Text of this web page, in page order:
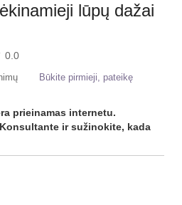
lūpų dažai
0.0
Būkite pirmieji, pateikę
prieinamas internetu.
ir sužinokite, kada